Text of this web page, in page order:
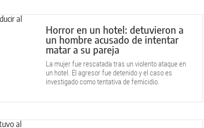
Horror en un hotel: detuvieron a
un hombre acusado de intentar
matar a su pareja
La mujer fue rescatada tras un violento ataque en
un hotel. El agresor fue detenido y el caso es
investigado como tentativa de femicidio.